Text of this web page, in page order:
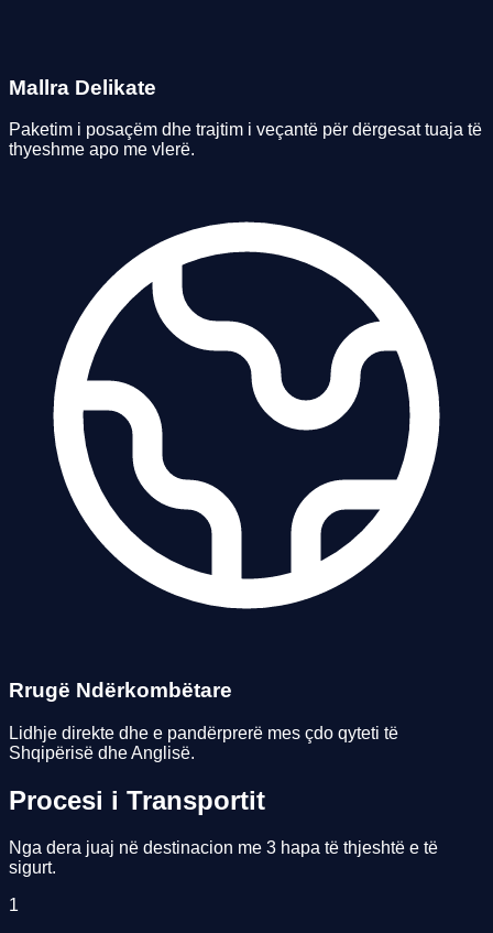
Mallra Delikate
Paketim i posaçëm dhe trajtim i veçantë për dërgesat tuaja të
thyeshme apo me vlerë.
Rrugë Ndërkombëtare
Lidhje direkte dhe e pandërprerë mes çdo qyteti të
Shqipërisë dhe Anglisë.
Procesi i Transportit
Nga dera juaj në destinacion me 3 hapa të thjeshtë e të
sigurt.
1